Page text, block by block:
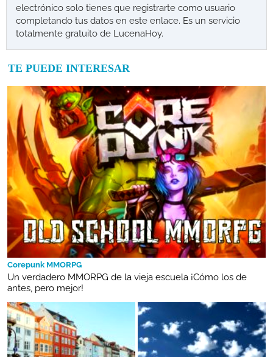
electrónico solo tienes que registrarte como usuario
completando tus datos en este enlace. Es un servicio
totalmente gratuito de LucenaHoy.
TE PUEDE INTERESAR
Corepunk MMORPG
Un verdadero MMORPG de la vieja escuela ¡Cómo los de
antes, pero mejor!